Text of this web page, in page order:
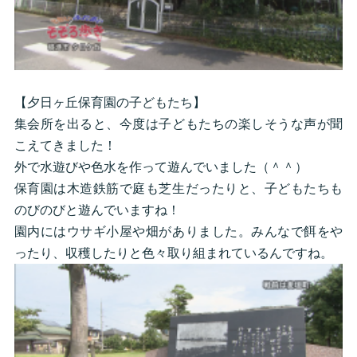
【夕日ヶ丘保育園の子どもたち】
集会所を出ると、今度は子どもたちの楽しそうな声が聞
こえてきました！
外で水遊びや色水を作って遊んでいました（＾＾）
保育園は木造鉄筋で庭も芝生だったりと、子どもたちも
のびのびと遊んでいますね！
園内にはウサギ小屋や畑がありました。みんなで餌をや
ったり、収穫したりと色々取り組まれているんですね。